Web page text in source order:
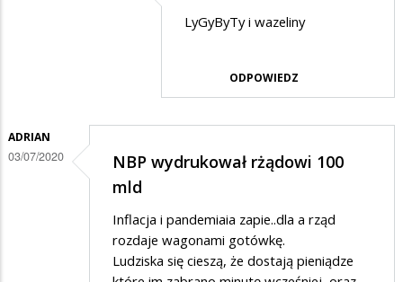
na
LyGyByTy i wazeliny
ODPOWIEDZ
ADRIAN
03/07/2020
NBP wydrukował rżądowi 100
mld
Inflacja i pandemiaia zapie..dla a rząd
rozdaje wagonami gotówkę.
Ludziska się cieszą, że dostają pieniądze